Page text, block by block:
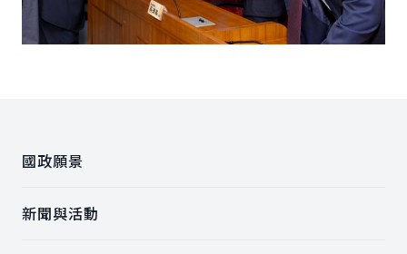
國政願景
新聞與活動